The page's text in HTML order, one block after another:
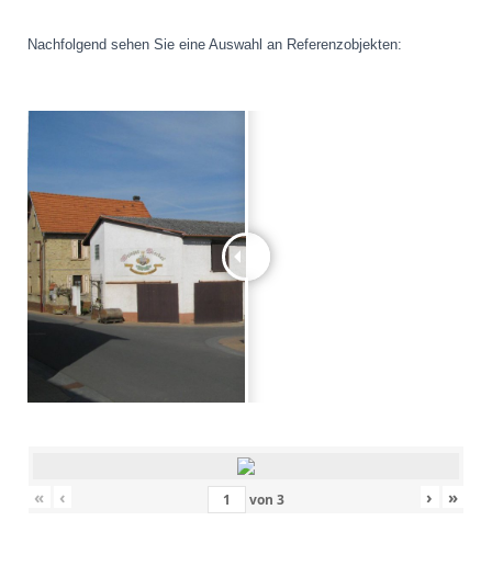
Nachfolgend sehen Sie eine Auswahl an Referenzobjekten:
« ‹ von 3 › »